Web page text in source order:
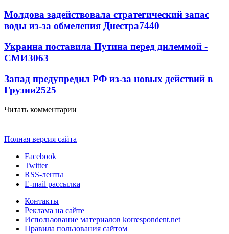
Молдова задействовала стратегический запас
воды из-за обмеления Днестра7440
Украина поставила Путина перед дилеммой -
СМИ3063
Запад предупредил РФ из-за новых действий в
Грузии2525
Читать комментарии
Полная версия сайта
Facebook
Twitter
RSS-ленты
E-mail рассылка
Контакты
Реклама на сайте
Использование материалов korrespondent.net
Правила пользования сайтом